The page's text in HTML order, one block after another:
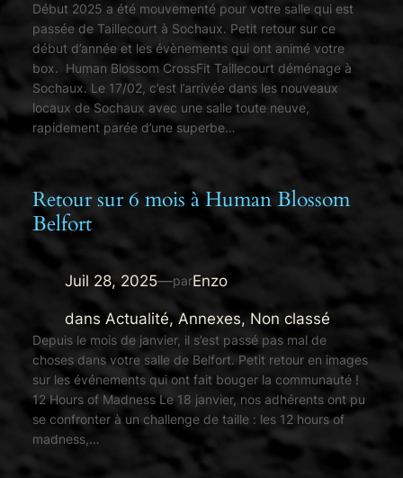
Début 2025 a été mouvementé pour votre salle qui est
passée de Taillecourt à Sochaux. Petit retour sur ce
début d’année et les évènements qui ont animé votre
box. Human Blossom CrossFit Taillecourt déménage à
Sochaux. Le 17/02, c’est l’arrivée dans les nouveaux
locaux de Sochaux avec une salle toute neuve,
rapidement parée d’une superbe…
Retour sur 6 mois à Human Blossom
Belfort
Juil 28, 2025—parEnzo
dans Actualité, Annexes, Non classé
Depuis le mois de janvier, il s’est passé pas mal de
choses dans votre salle de Belfort. Petit retour en images
sur les événements qui ont fait bouger la communauté !
12 Hours of Madness Le 18 janvier, nos adhérents ont pu
se confronter à un challenge de taille : les 12 hours of
madness,…